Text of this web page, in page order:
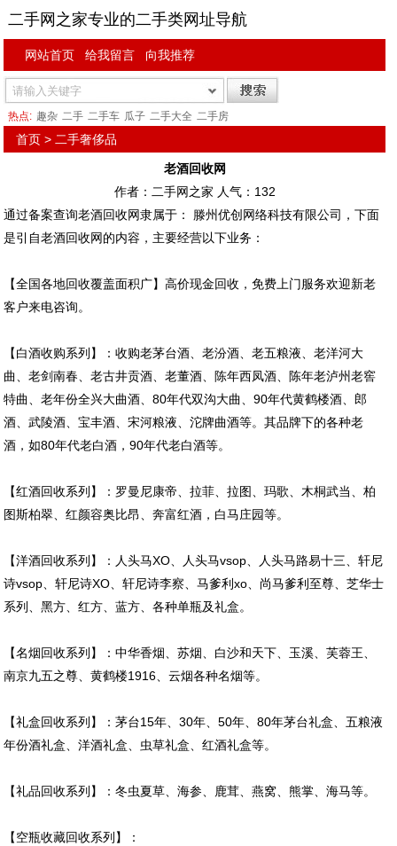
二手网之家专业的二手类网址导航
网站首页 给我留言 向我推荐
热点: 趣杂 二手 二手车 瓜子 二手大全 二手房
首页 > 二手奢侈品
老酒回收网
作者：二手网之家 人气： 132
通过备案查询老酒回收网隶属于： 滕州优创网络科技有限公司，下面
是引自老酒回收网的内容，主要经营以下业务：
【全国各地回收覆盖面积广】高价现金回收，免费上门服务欢迎新老
客户来电咨询。
【白酒收购系列】：收购老茅台酒、老汾酒、老五粮液、老洋河大
曲、老剑南春、老古井贡酒、老董酒、陈年西凤酒、陈年老泸州老窖
特曲、老年份全兴大曲酒、80年代双沟大曲、90年代黄鹤楼酒、郎
酒、武陵酒、宝丰酒、宋河粮液、沱牌曲酒等。其品牌下的各种老
酒，如80年代老白酒，90年代老白酒等。
【红酒回收系列】：罗曼尼康帝、拉菲、拉图、玛歌、木桐武当、柏
图斯柏翠、红颜容奥比昂、奔富红酒，白马庄园等。
【洋酒回收系列】：人头马XO、人头马vsop、人头马路易十三、轩尼
诗vsop、轩尼诗XO、轩尼诗李察、马爹利xo、尚马爹利至尊、芝华士
系列、黑方、红方、蓝方、各种单瓶及礼盒。
【名烟回收系列】：中华香烟、苏烟、白沙和天下、玉溪、芙蓉王、
南京九五之尊、黄鹤楼1916、云烟各种名烟等。
【礼盒回收系列】：茅台15年、30年、50年、80年茅台礼盒、五粮液
年份酒礼盒、洋酒礼盒、虫草礼盒、红酒礼盒等。
【礼品回收系列】：冬虫夏草、海参、鹿茸、燕窝、熊掌、海马等。
【空瓶收藏回收系列】：